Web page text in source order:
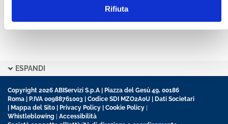
Rifiuta
ESPANDI
Copyright 2026 ABIServizi S.p.A | Piazza del Gesù 49, 00186
Roma | P.IVA 00988761003 | Codice SDI MZO2A0U | Dati Societari
| Mappa del Sito | Privacy Policy | Cookie Policy |
Whistleblowing | Accessibilità